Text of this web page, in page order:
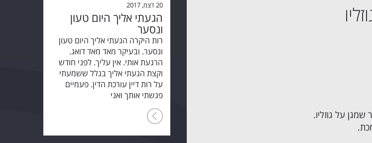
20 דצמ, 2017
הגעתי אליך היום טעון
ונסער
רות היקרה הגעתי אליך היום טעון
ונסער. ובעיקר מאד מאד דואג.
הרגעת אותי. אין עליך. לפני חודש
וקצת הגעתי אליך בגלל ששמעתי
על רות דיין עורכת הדין. פעמיים
פגשתי אותך ואני
על גוזליו.